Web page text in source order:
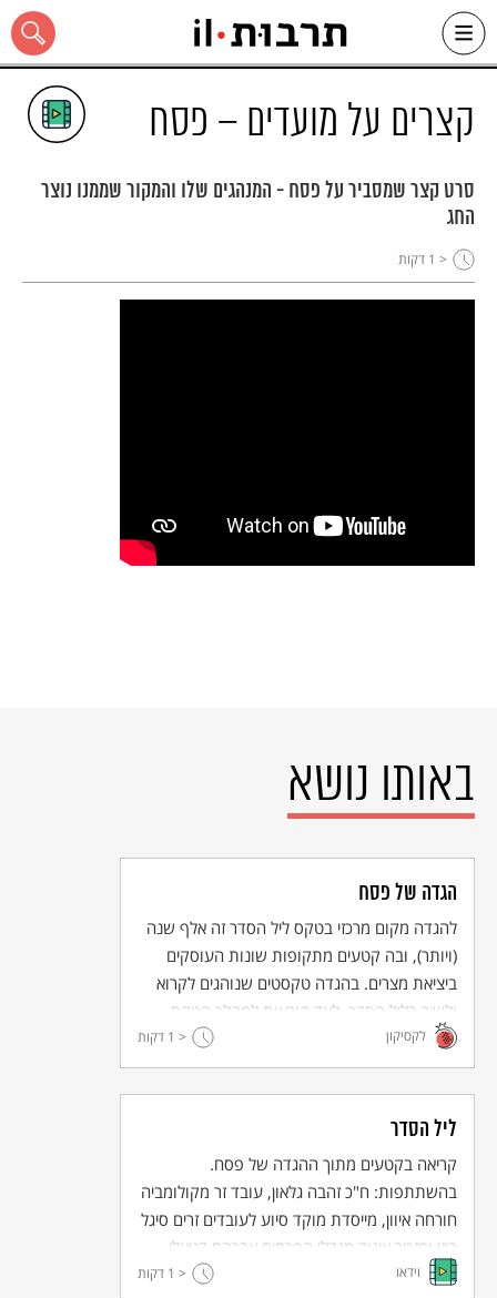
Skip
content
כל האתר
קצרים על מועדים – פסח
סרט קצר שמסביר על פסח - המנהגים שלו והמקור שממנו נוצר
החג
< 1 דקות
באותו נושא
הגדה של פסח
להגדה מקום מרכזי בטקס ליל הסדר זה אלף שנה
(ויותר), ובה קטעים מתקופות שונות העוסקים
ביציאת מצרים. בהגדה טקסטים שנוהגים לקרוא
ולשיר בליל הסדר, לצד הוראות למהלך הטקס.
קהל היעד העיקרי שלה הוא הדור הצעיר, שאמור
להמשיך ולהעביר את הסיפור לדורות הבאים.
לקסיקון < 1 דקות
ליל הסדר
קריאה בקטעים מתוך ההגדה של פסח.
בהשתתפות: ח"כ זהבה גלאון, עובד זר מקולומביה
חורחה איוון, מייסדת מוקד סיוע לעובדים זרים סיגל
רוזן ומזכיר איגוד מגדלי הפרחים אברהם דניאלי.
וידאו < 1 דקות